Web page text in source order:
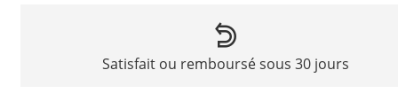
Satisfait ou remboursé sous 30 jours